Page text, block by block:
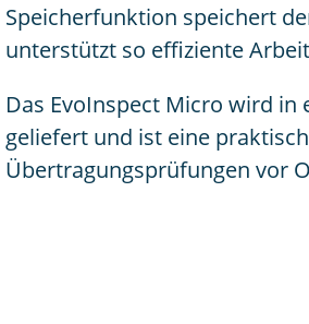
Speicherfunktion speichert
unterstützt so effiziente
Das EvoInspect Micro wird
geliefert und ist eine
Übertragungsprüfungen vor